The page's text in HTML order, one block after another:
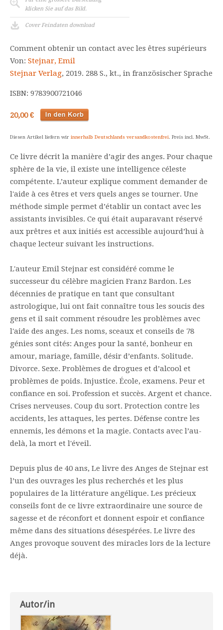
klicken Sie auf das Bild.
Cover Feindaten download
Comment obtenir un contact avec les êtres supérieurs
Von: Stejnar, Emil
Stejnar Verlag, 2019. 288 S., kt., in französischer Sprache
ISBN: 9783900721046
20,00 €
Diesen Artikel liefern wir innerhalb Deutschlands versandkostenfrei. Preis incl. MwSt.
Ce livre décrit la manière d’agir des anges. Pour chaque
sphère de la vie, il existe une intelligence céleste
compétente. L’auteur explique comment demander de
l'aide à ces êtres et vers quels anges se tourner. Une
méthode simple permet d’établir un contact avec les
assistants invisibles. Ce qui était auparavant réservé
aux prêtres et aux initiés est accessible aujourd’hui à
chaque lecteur suivant les instructions.
L'auteur Emil Stejnar est considéré comme le
successeur du célèbre magicien Franz Bardon. Les
décennies de pratique en tant que consultant
astrologique, lui ont fait connaître tous les soucis des
gens et il sait comment résoudre les problèmes avec
l'aide des anges. Les noms, sceaux et conseils de 78
génies sont cités: Anges pour la santé, bonheur en
amour, mariage, famille, désir d’enfants. Solitude.
Divorce. Sexe. Problèmes de drogues et d’alcool et
problèmes de poids. Injustice. École, examens. Peur et
confiance en soi. Profession et succès. Argent et chance.
Crises nerveuses. Coup du sort. Protection contre les
accidents, les attaques, les pertes. Défense contre les
ennemis, les démons et la magie. Contacts avec l’au-
delà, la mort et l'éveil.
Depuis plus de 40 ans, Le livre des Anges de Stejnar est
l’un des ouvrages les plus recherchés et les plus
populaires de la littérature angélique. Les précieux
conseils font de ce livre extraordinaire une source de
sagesse et de réconfort et donnent espoir et confiance
même dans des situations désespérées. Le livre des
Anges provoque souvent des miracles lors de la lecture
déjà.
Autor/in